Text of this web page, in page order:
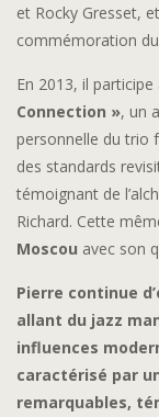
et Rocky Gresset,
commémoration
En 2013, il
Connection », un
personnelle du trio
des standards
témoignant de
Richard. Cette
Moscou avec son
Pierre continue
allant du jazz
influences
caractérisé par
remarquables,